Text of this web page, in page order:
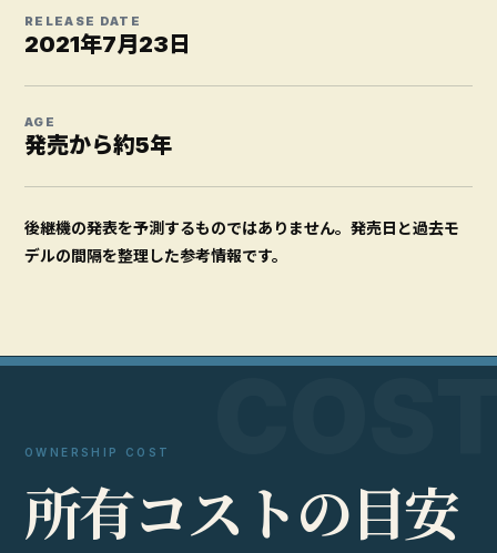
RELEASE DATE
2021年7月23日
AGE
発売から約5年
後継機の発表を予測するものではありません。発売日と過去モ
デルの間隔を整理した参考情報です。
OWNERSHIP COST
所有コス トの目安